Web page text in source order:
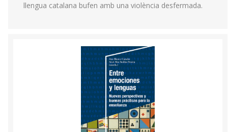
llengua catalana bufen amb una violència desfermada.